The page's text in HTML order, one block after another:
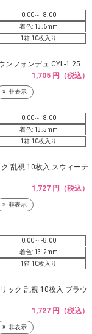
0.00～ -8.00
着色: 13.6mm
1箱 10枚入り
ンフォンデュ CYL-1.25
1,705 円（税込）
非表示
0.00～ -8.00
着色: 13.5mm
1箱 10枚入り
乱視 10枚入 スウィーテ
1,727 円（税込）
非表示
0.00～ -8.00
着色: 13.2mm
1箱 10枚入り
ック 乱視 10枚入 ブラウ
1,727 円（税込）
非表示